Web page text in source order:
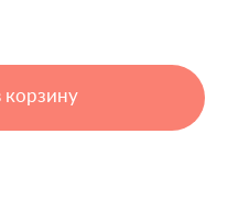
корзину